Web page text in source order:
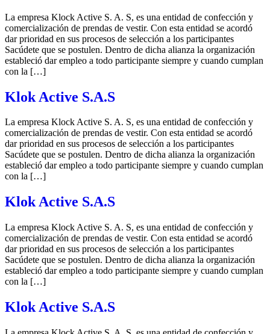
La empresa Klock Active S. A. S, es una entidad de confección y
comercialización de prendas de vestir. Con esta entidad se acordó
dar prioridad en sus procesos de selección a los participantes
Sacúdete que se postulen. Dentro de dicha alianza la organización
estableció dar empleo a todo participante siempre y cuando cumplan
con la […]
Klok Active S.A.S
La empresa Klock Active S. A. S, es una entidad de confección y
comercialización de prendas de vestir. Con esta entidad se acordó
dar prioridad en sus procesos de selección a los participantes
Sacúdete que se postulen. Dentro de dicha alianza la organización
estableció dar empleo a todo participante siempre y cuando cumplan
con la […]
Klok Active S.A.S
La empresa Klock Active S. A. S, es una entidad de confección y
comercialización de prendas de vestir. Con esta entidad se acordó
dar prioridad en sus procesos de selección a los participantes
Sacúdete que se postulen. Dentro de dicha alianza la organización
estableció dar empleo a todo participante siempre y cuando cumplan
con la […]
Klok Active S.A.S